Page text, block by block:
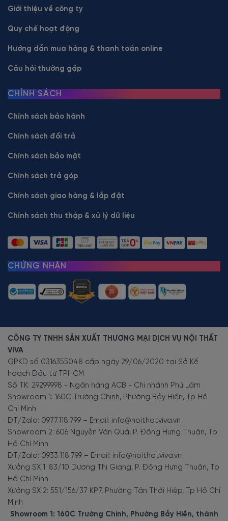
Giới thiệu về công ty
Quy chế hoạt động
Hướng dẫn mua hàng & thanh toán online
Câu hỏi thường gặp
CHÍNH SÁCH
Chính sách bảo hành
Chính sách đổi trả
Chính sách bảo mật
Chính sách trả góp
Chính sách giao hàng & lắp đặt
Chính sách thu thập & xử lý dữ liệu
CHỨNG NHẬN
CÔNG TY TNHH SẢN XUẤT THƯƠNG MẠI DỊCH VỤ NỘI THẤT
VIVA
GPKD số 0316355048 cấp ngày 29/06/2020 tại Sở Kế
hoạch Đầu tư TPHCM
Số TK: 29299998 - Ngân hàng ACB - Chi nhánh Phú Lâm
Showroom 1: 160C Trường Chinh, Phường Bảy Hiền, Tp Hồ
Chí Minh
ĐT/Zalo: 0977.118.799 – Email: info@noithatviva.vn
Showroom 2: 606 Nguyễn Văn Quá, P. Đông Hưng Thuận, Tp
Hồ Chí Minh
ĐT/Zalo: 0933.118.799 – Email: info@noithatviva.vn
Xưởng SX 1: 83/10 Dương Thị Giang, P. Đông Hưng Thuận, Tp
Hồ Chí Minh
Xưởng SX 2: 551/156/37 KP7, Phường Tân Thới Hiệp, Tp Hồ Chí
Minh
Showroom 1: 160C Trường Chinh, Phường Bảy Hiền, thành